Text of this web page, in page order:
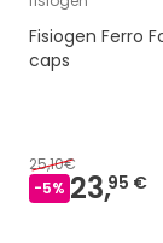
Fisiogen Ferro
caps
25,10€
-5% 23,95 €